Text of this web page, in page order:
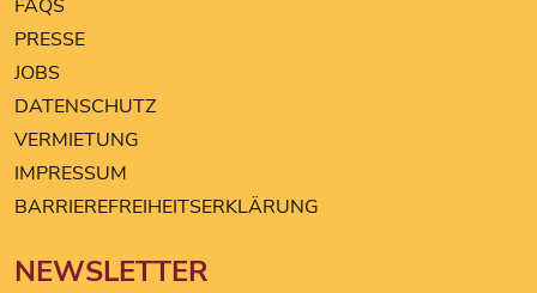
TK MAXX
Triumph
FAQS
PRESSE
JOBS
DATENSCHUTZ
VERMIETUNG
IMPRESSUM
BARRIEREFREIHEITSERKLÄRUNG
NEWSLETTER